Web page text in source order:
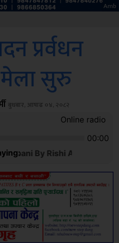
Amb
प्रर्वधन
मेला सुरु
बुधबार, आषाढ ०४, २०८२